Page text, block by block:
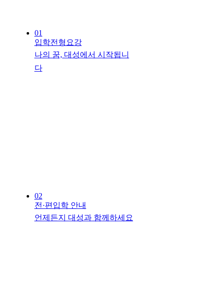
01
입학전형요강
나의 꿈, 대성에서 시작됩니
다
02
전·편입학 안내
언제든지 대성과 함께하세요